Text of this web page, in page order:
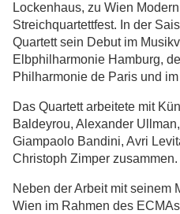
Lockenhaus, zu Wien
Streichquartettfest. In der
Quartett sein Debut im
Elbphilharmonie Hamburg,
Philharmonie de Paris und
Das Quartett arbeitete mit
Baldeyrou, Alexander
Giampaolo Bandini, Avri
Christoph Zimper zusammen.
Neben der Arbeit mit seinem
Wien im Rahmen des